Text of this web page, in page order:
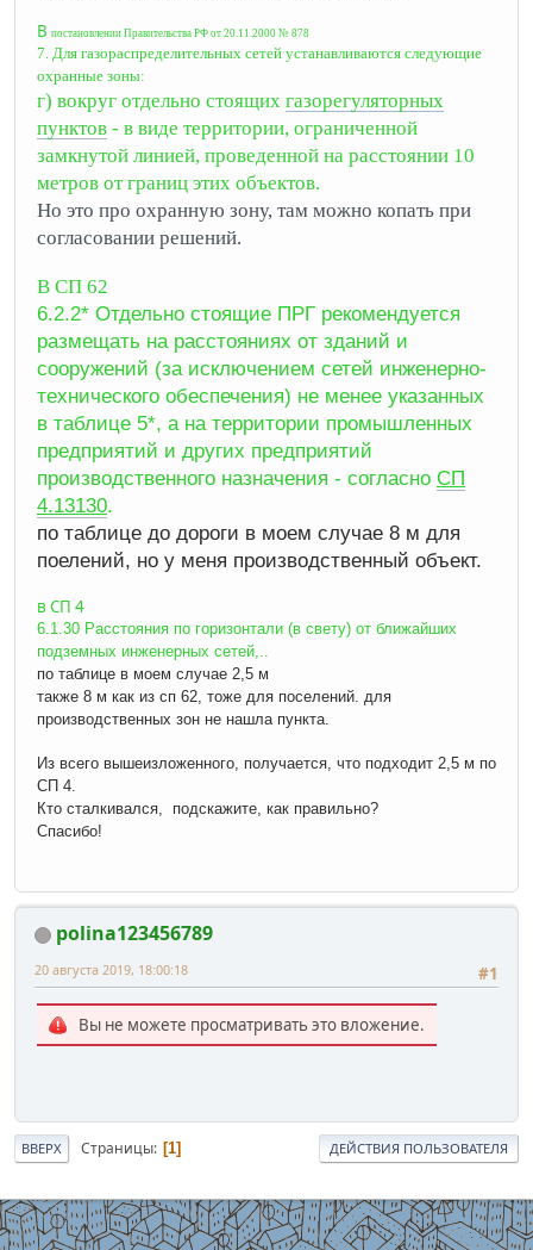
В постановлении Правительства РФ от 20.11.2000 № 878
7. Для газораспределительных сетей устанавливаются следующие
охранные зоны:
г) вокруг отдельно стоящих газорегуляторных
пунктов - в виде территории, ограниченной
замкнутой линией, проведенной на расстоянии 10
метров от границ этих объектов.
Но это про охранную зону, там можно копать при
согласовании решений.
В СП 62
6.2.2* Отдельно стоящие ПРГ рекомендуется
размещать на расстояниях от зданий и
сооружений (за исключением сетей инженерно-
технического обеспечения) не менее указанных
в таблице 5*, а на территории промышленных
предприятий и других предприятий
производственного назначения - согласно СП
4.13130.
по таблице до дороги в моем случае 8 м для
поелений, но у меня производственный объект.
в СП 4
6.1.30 Расстояния по горизонтали (в свету) от ближайших
подземных инженерных сетей,..
по таблице в моем случае 2,5 м
также 8 м как из сп 62, тоже для поселений. для
производственных зон не нашла пункта.
Из всего вышеизложенного, получается, что подходит 2,5 м по
СП 4.
Кто сталкивался, подскажите, как правильно?
Спасибо!
polina123456789
#1
20 августа 2019, 18:00:18
Вы не можете просматривать это вложение.
ВВЕРХ Страницы 1 ДЕЙСТВИЯ ПОЛЬЗОВАТЕЛЯ